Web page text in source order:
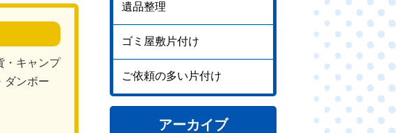
・キャンプ
ダンボー
遺品整理
ゴミ屋敷片付け
ご依頼の多い片付け
アーカイブ